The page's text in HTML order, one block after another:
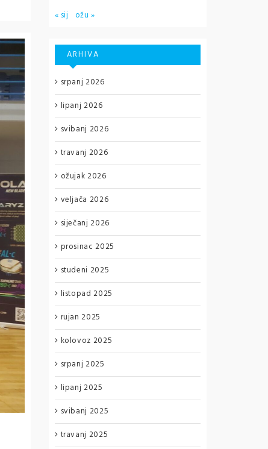
« sij
ožu »
ARHIVA
srpanj 2026
lipanj 2026
svibanj 2026
travanj 2026
ožujak 2026
veljača 2026
siječanj 2026
prosinac 2025
studeni 2025
listopad 2025
rujan 2025
kolovoz 2025
srpanj 2025
lipanj 2025
svibanj 2025
travanj 2025